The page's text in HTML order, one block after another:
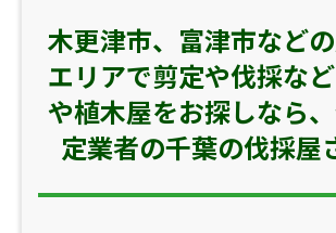
木更津市、富津市など
エリアで剪定や伐採な
や植木屋をお探しなら
定業者の千葉の伐採屋